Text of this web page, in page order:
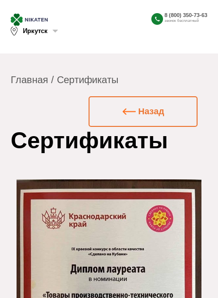
Иркутск
8 (800) 350-73-63
звонок бесплатный
Главная / Сертификаты
Назад
Сертификаты